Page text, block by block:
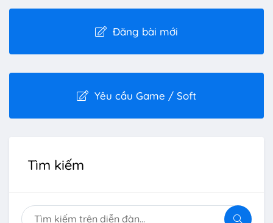
Đăng bài mới
Yêu cầu Game / Soft
Tìm kiếm